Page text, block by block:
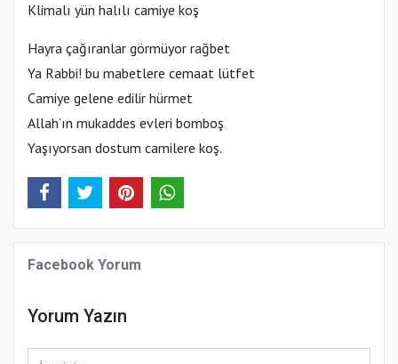
Klimalı yün halılı camiye koş
Hayra çağıranlar görmüyor rağbet
Ya Rabbi! bu mabetlere cemaat lütfet
Camiye gelene edilir hürmet
Allah’ın mukaddes evleri bomboş
Yaşıyorsan dostum camilere koş.
Facebook Yorum
Yorum Yazın